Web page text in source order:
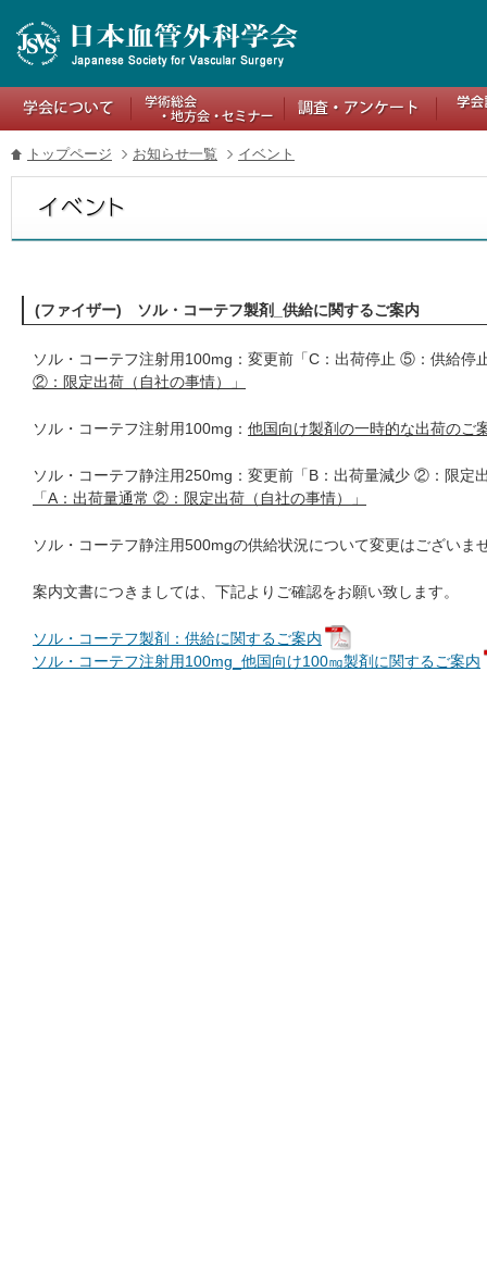
トップページ お知らせ一覧 イベント
(ファイザー) ソル・コーテフ製剤_供給に関するご案内
ソル・コーテフ注射用100mg：変更前「C：出荷停止 ⑤：供給停
②：限定出荷（自社の事情）」
ソル・コーテフ注射用100mg： 他国向け製剤の一時的な出荷のご
ソル・コーテフ静注用250mg：変更前「B：出荷量減少 ②：限定
「A：出荷量通常 ②：限定出荷（自社の事情）」
ソル・コーテフ静注用500mgの供給状況について変更はございま
案内文書につきましては、下記よりご確認をお願い致します。
ソル・コーテフ製剤：供給に関するご案内
ソル・コーテフ注射用100mg_他国向け100㎎製剤に関するご案内